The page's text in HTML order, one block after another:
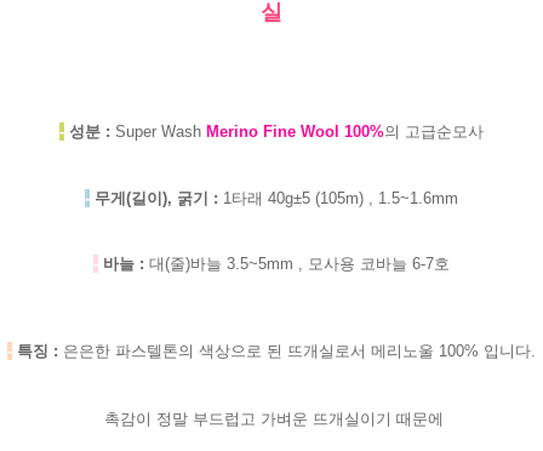
실
- 성분 : Super Wash Merino Fine Wool 100%의 고급순모사
- 무게(길이), 굵기 : 1타래 40g±5 (105m) , 1.5~1.6mm
- 바늘 : 대(줄)바늘 3.5~5mm , 모사용 코바늘 6-7호
- 특징 : 은은한 파스텔톤의 색상으로 된 뜨개실로서 메리노울 100% 입니다.
촉감이 정말 부드럽고 가벼운 뜨개실이기 때문에